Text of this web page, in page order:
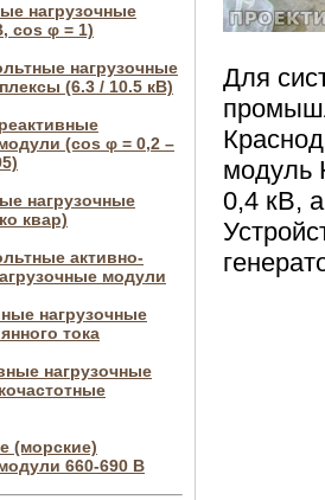
нагрузочные
cos φ = 1)
нагрузочные
(6.3 / 10.5 кВ)
(cos φ = 0,2 –
нагрузочные
квар)
активно-
модули
нагрузочные
тока
нагрузочные
(морские)
660-690 В
Для
модуль
0,4 кВ,